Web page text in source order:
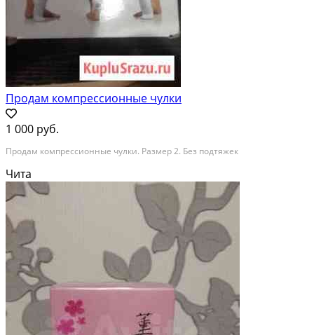
Продам компрессионные чулки
1 000 руб.
Продам компрессионные чулки. Размер 2. Без подтяжек
Чита